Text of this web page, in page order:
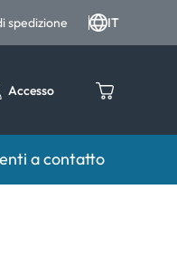
spedizione IT
Accesso
a contatto